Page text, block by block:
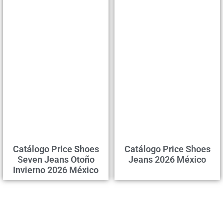
Catálogo Price Shoes
Seven Jeans Otoño
Invierno 2026 México
Catálogo Price Shoes
Jeans 2026 México